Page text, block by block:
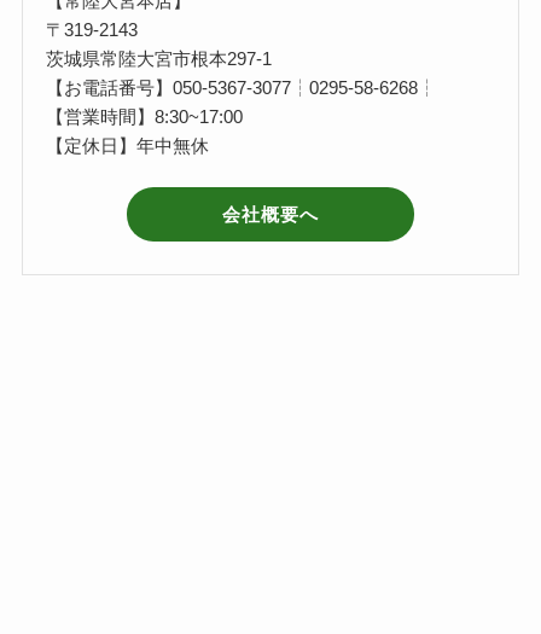
〒319-2143
茨城県常陸大宮市根本297-1
【お電話番号】050-5367-3077┆0295-58-6268┆
【営業時間】8:30~17:00
【定休日】年中無休
会社概要へ